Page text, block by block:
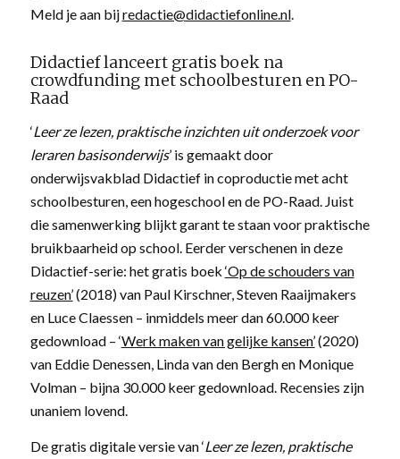
Meld je aan bijredactie@didactiefonline.nl.
Didactief lanceert gratis boek na
crowdfunding met schoolbesturen en PO-
Raad
‘Leer ze lezen, praktische inzichten uit onderzoek voor
leraren basisonderwijs’ is gemaakt door
onderwijsvakblad Didactief in coproductie met acht
schoolbesturen, een hogeschool en de PO-Raad. Juist
die samenwerking blijkt garant te staan voor praktische
bruikbaarheid op school. Eerder verschenen in deze
Didactief-serie: het gratis boek ‘Op de schouders van
reuzen’(2018) van Paul Kirschner, Steven Raaijmakers
en Luce Claessen – inmiddels meer dan 60.000 keer
gedownload – ‘Werk maken van gelijke kansen’(2020)
van Eddie Denessen, Linda van den Bergh en Monique
Volman – bijna 30.000 keer gedownload. Recensies zijn
unaniem lovend.
De gratis digitale versie van ‘Leer ze lezen, praktische